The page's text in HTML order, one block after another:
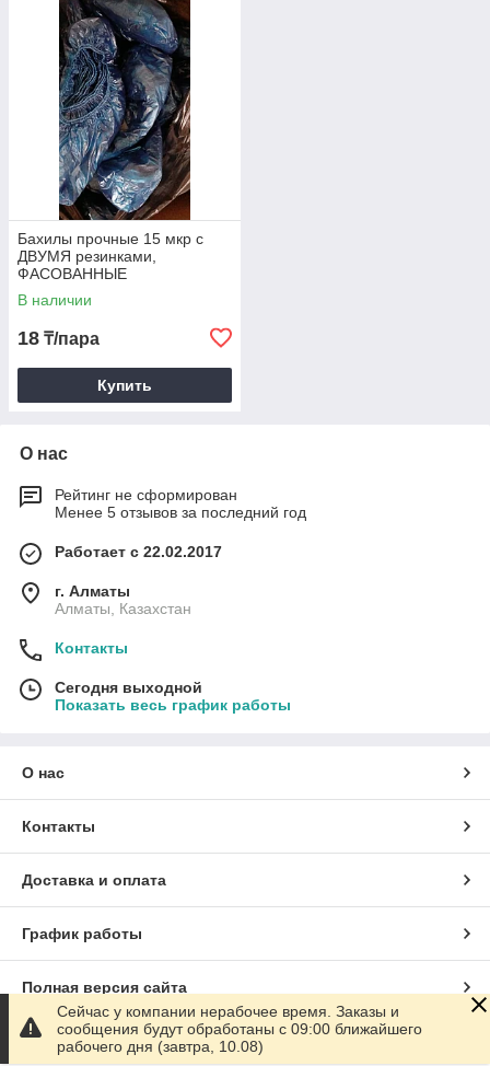
Бахилы прочные 15 мкр с
ДВУМЯ резинками,
ФАСОВАННЫЕ
В наличии
18 ₸/пара
Купить
О нас
Рейтинг не сформирован
Менее 5 отзывов за последний год
Работает с 22.02.2017
г. Алматы
Алматы, Казахстан
Контакты
Сегодня выходной
Показать весь график работы
О нас
Контакты
Доставка и оплата
График работы
Полная версия сайта
Сайт создан на маркетплейсеSatu.kz
Сейчас у компании нерабочее время. Заказы и
сообщения будут обработаны с 09:00 ближайшего
рабочего дня (завтра, 10.08)